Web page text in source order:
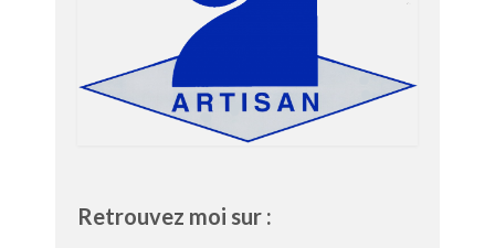
Retrouvez moi sur :